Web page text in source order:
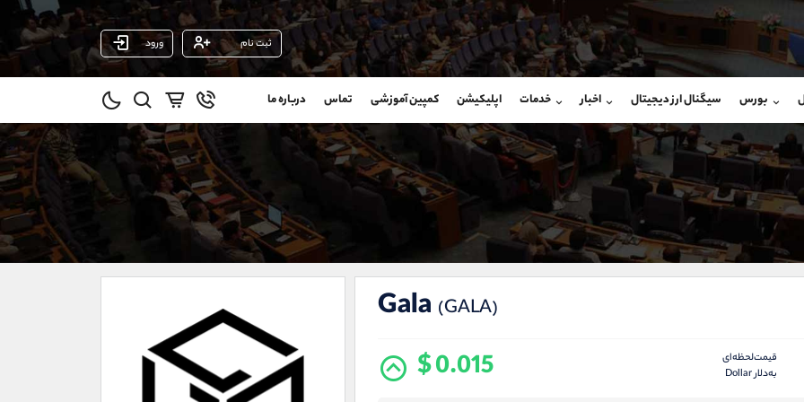
ثبت نام ورود
بورس سیگنال ارز دیجیتال اخبار خدمات اپلیکیشن کمپین آموزشی تماس درباره ما
Gala (GALA)
قیمت‌لحظه‌ای
به‌دلار Dollar
$ 0.015
شروع گفتگو
@Armteam_admin_33
118
شروع گفتگو
@Armteam_admin_por
داخلی 107
(محسن یزدی)
09304891085
واتساپ شروع گفتگو
تلگرام @Armteam_admin_103
021-22021030
021-22021040
@alireza.mehrabii
@alirezamehrabi_com
@alirezamehrabi_official